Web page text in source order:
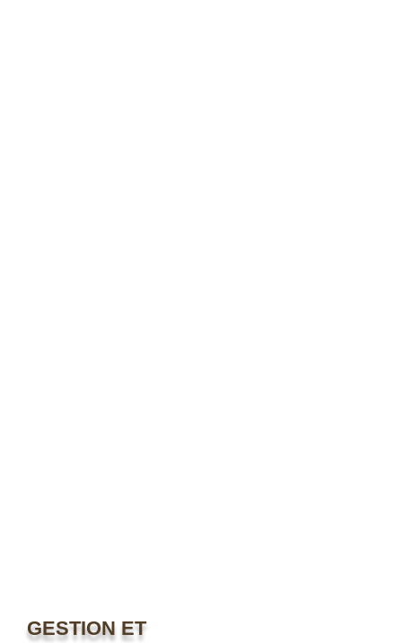
GESTION ET